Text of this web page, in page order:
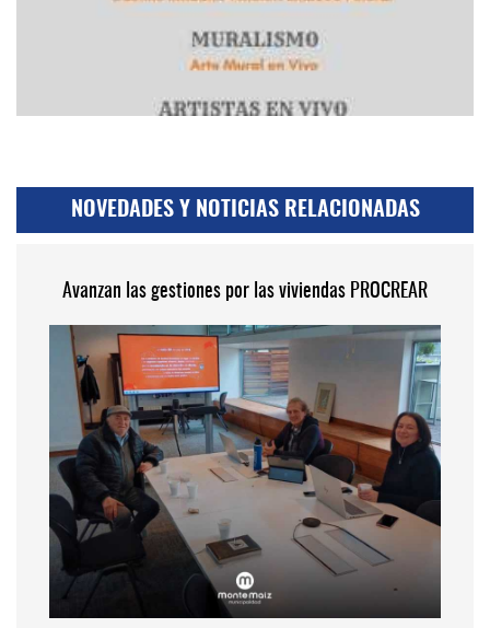
NOVEDADES Y NOTICIAS RELACIONADAS
Avanzan las gestiones por las viviendas PROCREAR